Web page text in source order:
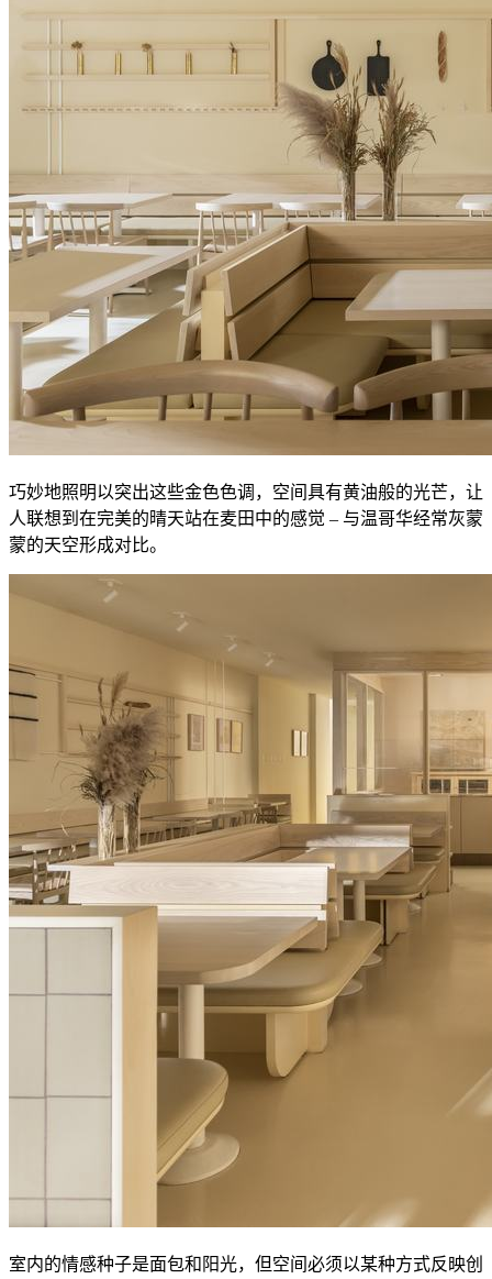
巧妙地照明以突出这些金色色调，空间具有黄油般的光芒，让
人联想到在完美的晴天站在麦田中的感觉 – 与温哥华经常灰蒙
蒙的天空形成对比。
室内的情感种子是面包和阳光，但空间必须以某种方式反映创